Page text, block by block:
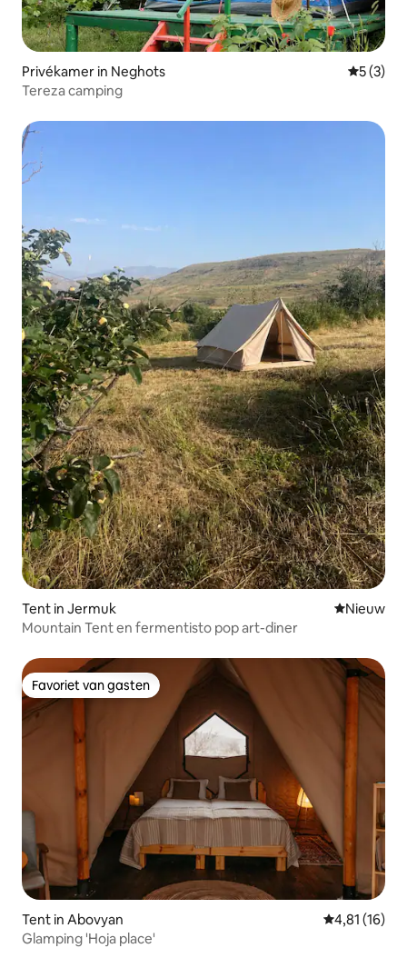
Privékamer in Neghots
5 (3)
Tereza camping
Tent in Jermuk Nieuwe
Nieuw
Mountain Tent en fermentisto pop art-diner
Favoriet van gasten
Favoriet van gasten
Tent in Abovyan Gemiddelde
4,81 (16)
Glamping 'Hoja place'